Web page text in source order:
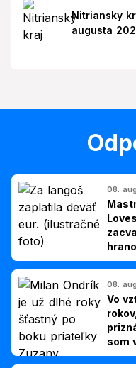
Nitriansky
augusta
08.
08.
Vo
som